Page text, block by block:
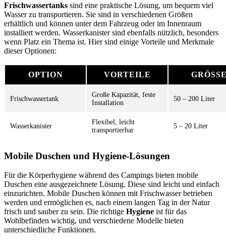
Frischwassertanks sind eine praktische Lösung, um bequem viel
Wasser zu transportieren. Sie sind in verschiedenen Größen
erhältlich und können unter dem Fahrzeug oder im Innenraum
installiert werden. Wasserkanister sind ebenfalls nützlich, besonders
wenn Platz ein Thema ist. Hier sind einige Vorteile und Merkmale
dieser Optionen:
OPTION VORTEILE GRÖSSE
Frischwassertank
Große Kapazität, feste
Installation
50 – 200 Liter
Wasserkanister
Flexibel, leicht
transportierbar
5 – 20 Liter
Mobile Duschen und Hygiene-Lösungen
Für die Körperhygiene während des Campings bieten mobile
Duschen eine ausgezeichnete Lösung. Diese sind leicht und einfach
einzurichten. Mobile Duschen können mit Frischwasser betrieben
werden und ermöglichen es, nach einem langen Tag in der Natur
frisch und sauber zu sein. Die richtige Hygiene ist für das
Wohlbefinden wichtig, und verschiedene Modelle bieten
unterschiedliche Funktionen.